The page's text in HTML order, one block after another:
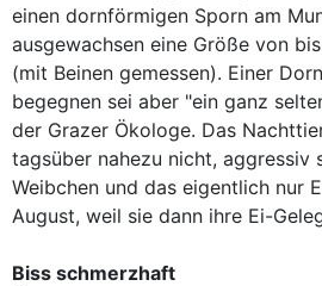
einen dornförmigen Sporn am
ausgewachsen eine Größe von
(mit Beinen gemessen). Einer
begegnen sei aber "ein ganz
der Grazer Ökologe. Das
tagsüber nahezu nicht, aggressiv
Weibchen und das eigentlich nur
August, weil sie dann ihre Ei-
Biss schmerzhaft